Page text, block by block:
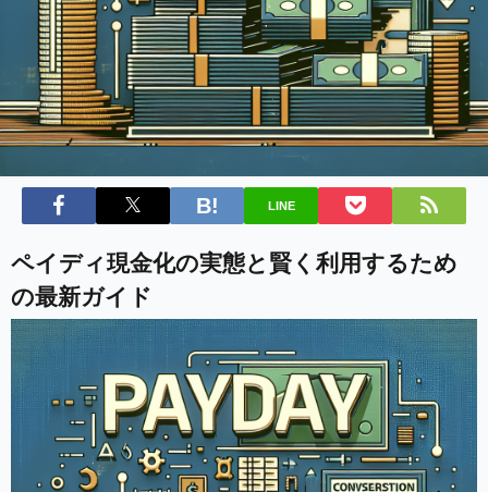
LINE
ペイディ現金化の実態と賢く利用するため
の最新ガイド